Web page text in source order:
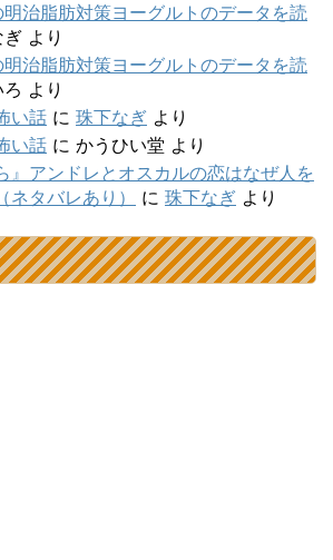
治脂肪対策ヨーグルトのデータを読
ぎ より
治脂肪対策ヨーグルトのデータを読
より
い話 に 珠下なぎ より
い話 に かうひい堂 より
』アンドレとオスカルの恋はなぜ人を
タバレあり）
に 珠下なぎ より